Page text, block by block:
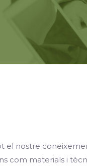
el nostre
com materials i